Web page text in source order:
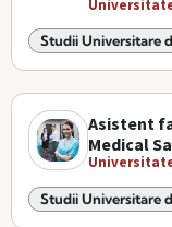
Studii Universitare
Asistent
Medical
Studii Universitare